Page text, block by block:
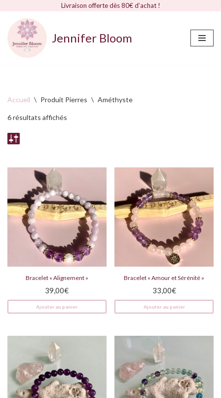
Livraison offerte dès 80€ d’achat !
Aller
au
Jennifer Bloom
Accueil \ Produit Pierres \ Améthyste
6 résultats affichés
Bracelet « Alignement »
39,00€
Ajouter au panier
Bracelet « Amour et Sérénité »
33,00€
Ajouter au panier